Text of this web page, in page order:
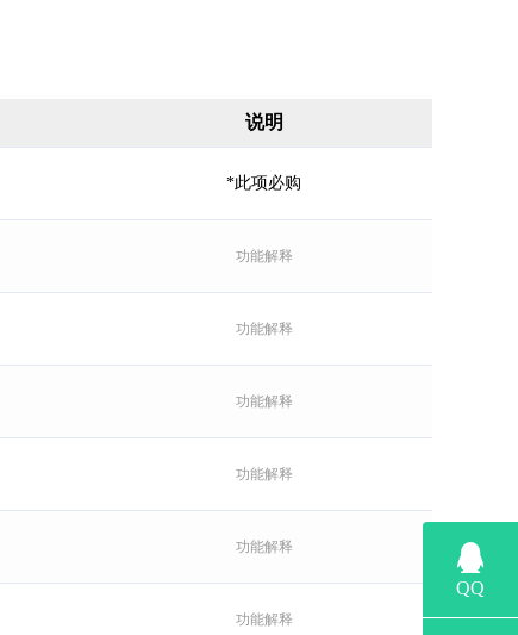
说明
*此项必购
功能解释
功能解释
功能解释
功能解释
功能解释
功能解释